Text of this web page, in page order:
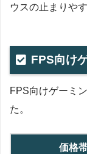
ウスの止まりや
FPS向け
FPS向けゲーミ
た。
価格